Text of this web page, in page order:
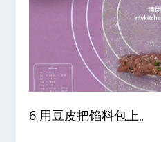
6 用豆皮把馅料包上。